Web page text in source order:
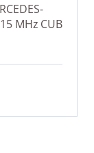
MHz CUB